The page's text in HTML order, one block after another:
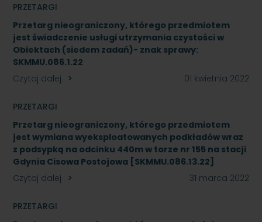
PRZETARGI
Przetarg nieograniczony, którego przedmiotem
jest świadczenie usługi utrzymania czystości w
Obiektach (siedem zadań)- znak sprawy:
SKMMU.086.1.22
Czytaj dalej
01 kwietnia 2022
PRZETARGI
Przetarg nieograniczony, którego przedmiotem
jest wymiana wyeksploatowanych podkładów wraz
z podsypką na odcinku 440m w torze nr 155 na stacji
Gdynia Cisowa Postojowa [SKMMU.086.13.22]
Czytaj dalej
31 marca 2022
PRZETARGI